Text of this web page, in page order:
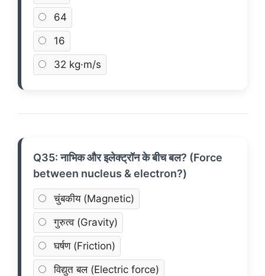
64
16
32 kg·m/s
Q35: नाभिक और इलेक्ट्रॉन के बीच बल? (Force
between nucleus & electron?)
चुंबकीय (Magnetic)
गुरुत्व (Gravity)
घर्षण (Friction)
विद्युत बल (Electric force)